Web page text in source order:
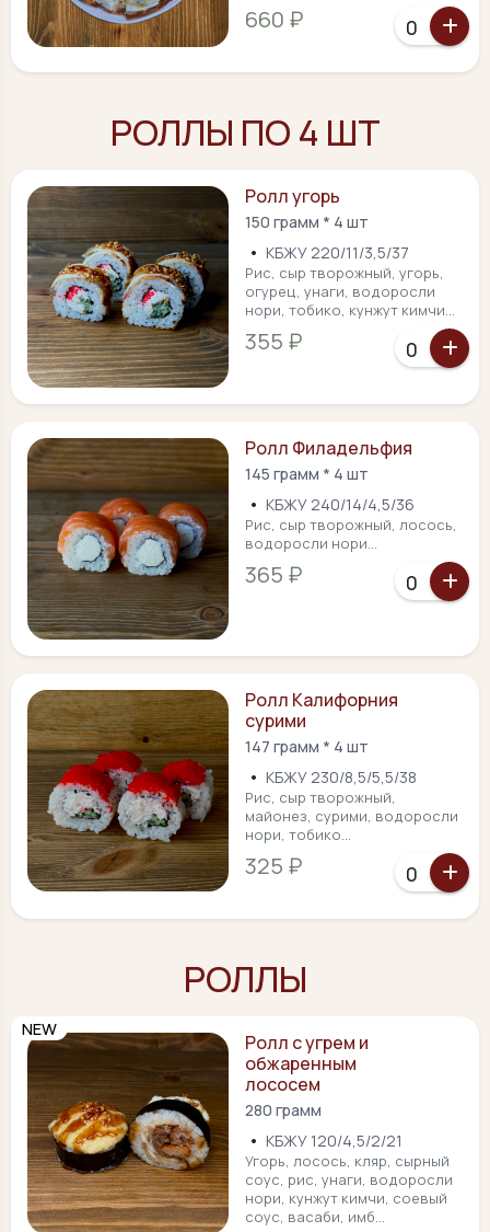
660 ₽
РОЛЛЫ ПО 4 ШТ
Ролл угорь
150 грамм * 4 шт
• КБЖУ 220/11/3,5/37
Рис, сыр творожный, угорь,
огурец, унаги, водоросли
нори, тобико, кунжут кимчи...
355 ₽
Ролл Филадельфия
145 грамм * 4 шт
• КБЖУ 240/14/4,5/36
Рис, сыр творожный, лосось,
водоросли нори...
365 ₽
Ролл Калифорния
сурими
147 грамм * 4 шт
• КБЖУ 230/8,5/5,5/38
Рис, сыр творожный,
майонез, сурими, водоросли
нори, тобико...
325 ₽
РОЛЛЫ
NEW
Ролл с угрем и
обжаренным
лососем
280 грамм
• КБЖУ 120/4,5/2/21
Угорь, лосось, кляр, сырный
соус, рис, унаги, водоросли
нори, кунжут кимчи, соевый
соус, васаби, имб...